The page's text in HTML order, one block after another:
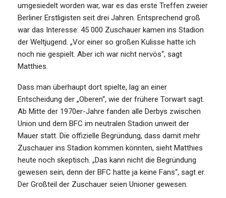
umgesiedelt worden war, war es das erste Treffen zweier
Berliner Erstligisten seit drei Jahren. Entsprechend groß
war das Interesse: 45 000 Zuschauer kamen ins Stadion
der Weltjugend. „Vor einer so großen Kulisse hatte ich
noch nie gespielt. Aber ich war nicht nervös“, sagt
Matthies.
Dass man überhaupt dort spielte, lag an einer
Entscheidung der „Oberen“, wie der frühere Torwart sagt.
Ab Mitte der 1970er-Jahre fanden alle Derbys zwischen
Union und dem BFC im neutralen Stadion unweit der
Mauer statt. Die offizielle Begründung, dass damit mehr
Zuschauer ins Stadion kommen könnten, sieht Matthies
heute noch skeptisch. „Das kann nicht die Begründung
gewesen sein, denn der BFC hatte ja keine Fans“, sagt er.
Der Großteil der Zuschauer seien Unioner gewesen.